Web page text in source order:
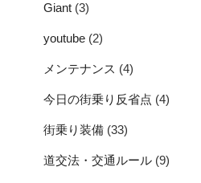
Giant (3)
youtube (2)
メンテナンス (4)
今日の街乗り反省点 (4)
街乗り装備 (33)
道交法・交通ルール (9)